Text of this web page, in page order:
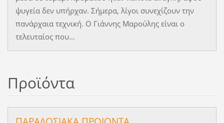
ψυγεία δεν υπήρχαν. Σήμερα, λίγοι συνεχίζουν την
πανάρχαια τεχνική. Ο Γιάννης Μαρούλης είναι ο
τελευταίος που...
Προϊόντα